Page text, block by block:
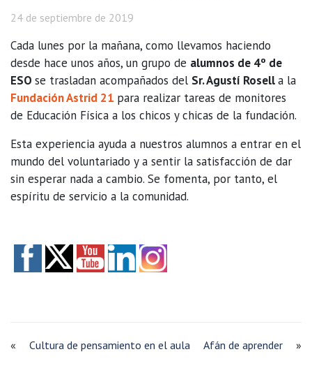
24 de septiembre de 2019
Cada lunes por la mañana, como llevamos haciendo
desde hace unos años, un grupo de alumnos de 4º de
ESO se trasladan acompañados del Sr. Agustí Rosella la
Fundación Astrid 21 para realizar tareas de monitores
de Educación Física a los chicos y chicas de la fundación.
Esta experiencia ayuda a nuestros alumnos a entrar en el
mundo del voluntariado y a sentir la satisfacción de dar
sin esperar nada a cambio. Se fomenta, por tanto, el
espíritu de servicio a la comunidad.
« Cultura de pensamiento en el aula Afán de aprender »